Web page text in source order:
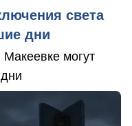
света
дни
могут